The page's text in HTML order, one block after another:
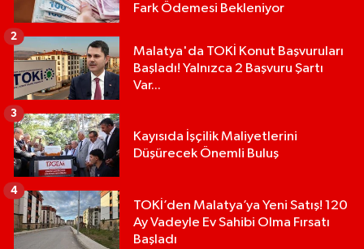
Fark Ödemesi Bekleniyor
Malatya'da TOKİ Konut Başvuruları
Başladı! Yalnızca 2 Başvuru Şartı
Var...
2
Kayısıda İşçilik Maliyetlerini
Düşürecek Önemli Buluş
3
TOKİ’den Malatya’ya Yeni Satış! 120
Ay Vadeyle Ev Sahibi Olma Fırsatı
Başladı
4